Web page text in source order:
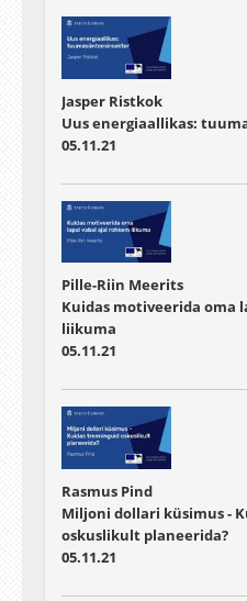
Jasper Ristkok
Uus energiaallikas:
05.11.21
Pille-Riin Meerits
Kuidas motiveerida oma
liikuma
05.11.21
Rasmus Pind
Miljoni dollari küsimus -
oskuslikult planeerida?
05.11.21